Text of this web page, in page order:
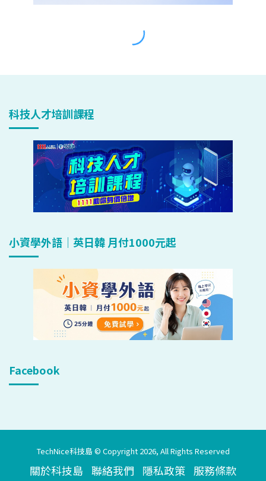
科技人才培訓課程
小資學外語｜英日韓 月付1000元起
Facebook
TechNice科技島 © Copyright 2026, All Rights Reserved
關於科技島 聯絡我們 隱私政策 服務條款